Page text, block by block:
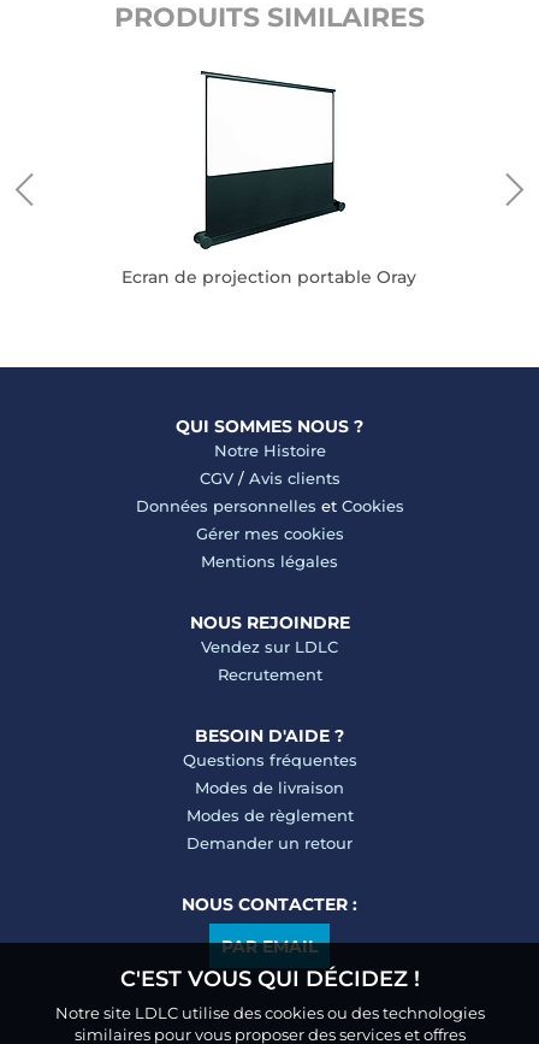
PRODUITS SIMILAIRES
Ecran de projection portable Oray
QUI SOMMES NOUS ?
Notre Histoire
CGV/ Avis clients
Données personnelles et Cookies
Gérer mes cookies
Mentions légales
NOUS REJOINDRE
Vendez sur LDLC
Recrutement
BESOIN D'AIDE ?
Questions fréquentes
Modes de livraison
Modes de règlement
Demander un retour
NOUS CONTACTER :
PAR EMAIL
C'EST VOUS QUI DÉCIDEZ !
Notre site LDLC utilise des cookies ou des technologies
similaires pour vous proposer des services et offres